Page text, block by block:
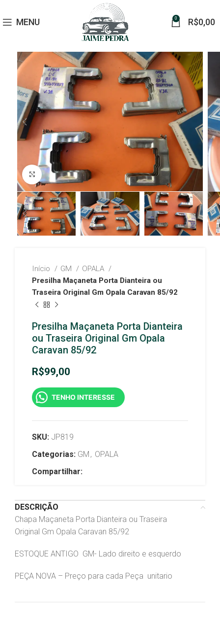
MENU 0 R$0,00
Click to enlarge
Início GM
OPALA
Presilha Maçaneta Porta Dianteira ou
Traseira Original Gm Opala Caravan 85/92
Presilha Maçaneta Porta Dianteira
ou Traseira Original Gm Opala
Caravan 85/92
R$99,00
TENHO INTERESSE
SKU: JP819
Categorias: GM , OPALA
Compartilhar:
DESCRIÇÃO
Chapa Maçaneta Porta Dianteira ou Traseira
Original Gm Opala Caravan 85/92
ESTOQUE ANTIGO GM- Lado direito e esquerdo
PEÇA NOVA – Preço para cada Peça unitario